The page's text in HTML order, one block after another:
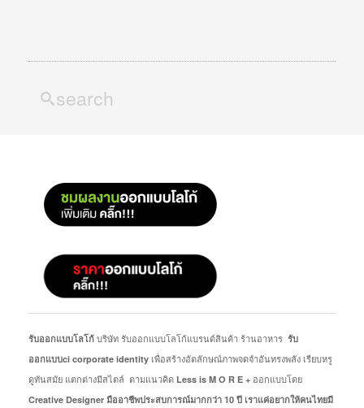
รับออกแบบโลโก้ บริษัท รับออกแบบโลโก้แบรนด์สินค้า ร้านอาหาร รับ
ออกแบบci corporate identity เพื่อสร้างอัตลักษณ์ภาพจดจำอันทรงพลัง เรียบหรู
ดูทันสมัย แตกต่างมีสไตล์ ตามแนวคิด Less is M O R E + ออกแบบโดย
Creative Designer มืออาชีพประสบการณ์มากกว่า 10 ปี เราแค่อยากให้คนไทยมี